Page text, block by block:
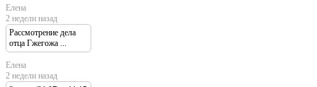
Елена
2 недели назад
Рассмотрение дела
отца Гжегожа ...
Елена
2 недели назад